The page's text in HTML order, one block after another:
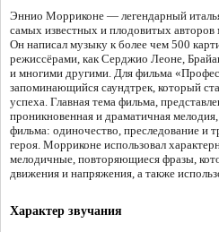
Эннио Морриконе — легендарный
самых известных и плодовитых
Он написал музыку к более чем 500
режиссёрами, как Серджио Леоне,
и многими другими. Для фильма
запоминающийся саундтрек, который
успеха. Главная тема фильма,
проникновенная и драматичная
фильма: одиночество, преследование и
героя. Морриконе использовал
мелодичные, повторяющиеся фразы,
движения и напряжения, а также
Характер звучания